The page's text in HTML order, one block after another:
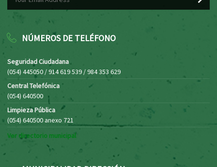
NÚMEROS DE TELÉFONO
Seguridad Ciudadana
(054) 445050 / 914 619 539 / 984 353 629
Central Telefónica
(054) 640500
Limpieza Pública
(054) 640500 anexo 721
Ver directorio municipal